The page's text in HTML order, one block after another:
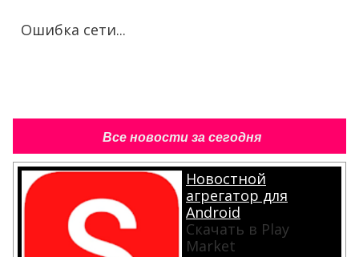
Ошибка сети...
Все новости за сегодня
Новостной
агрегатор для
Android
Скачать в Play
Market